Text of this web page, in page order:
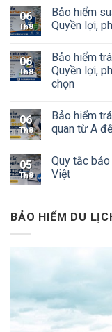
06
Th8
Bảo hiểm
Quyền lợi,
06
Th8
Bảo hiểm
Quyền lợi,
chọn
06
Th8
Bảo hiểm
quan từ A
05
Th8
Quy tắc
Việt
BẢO HIỂM DU